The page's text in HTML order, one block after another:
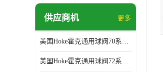
供应商机 更多
美国Hoke霍克通用球阀70系列球阀 部分库存 原厂拿货
美国Hoke霍克通用球阀72系列棒料球阀 部分库存 原厂拿货